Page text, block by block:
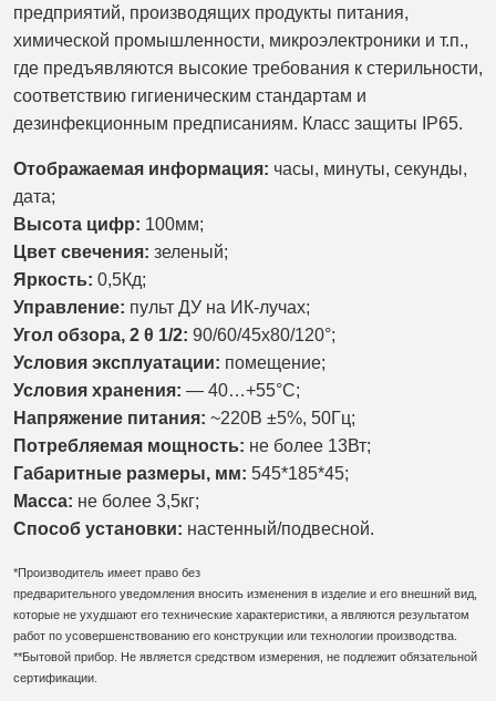
предприятий, производящих продукты питания,
химической промышленности, микроэлектроники и т.п.,
где предъявляются высокие требования к стерильности,
соответствию гигиеническим стандартам и
дезинфекционным предписаниям. Класс защиты IP65.
Отображаемая информация: часы, минуты, секунды,
дата;
Высота цифр: 100мм;
Цвет свечения: зеленый;
Яркость: 0,5Кд;
Управление: пульт ДУ на ИК-лучах;
Угол обзора, 2 θ 1/2: 90/60/45х80/120°;
Условия эксплуатации: помещение;
Условия хранения: — 40…+55°С;
Напряжение питания: ~220В ±5%, 50Гц;
Потребляемая мощность: не более 13Вт;
Габаритные размеры, мм: 545*185*45;
Масса: не более 3,5кг;
Способ установки: настенный/подвесной.
*Производитель имеет право без
предварительного уведомления вносить изменения в изделие и его внешний вид,
которые не ухудшают его технические характеристики, а являются результатом
работ по усовершенствованию его конструкции или технологии производства.
**Бытовой прибор. Не является средством измерения, не подлежит обязательной
сертификации.